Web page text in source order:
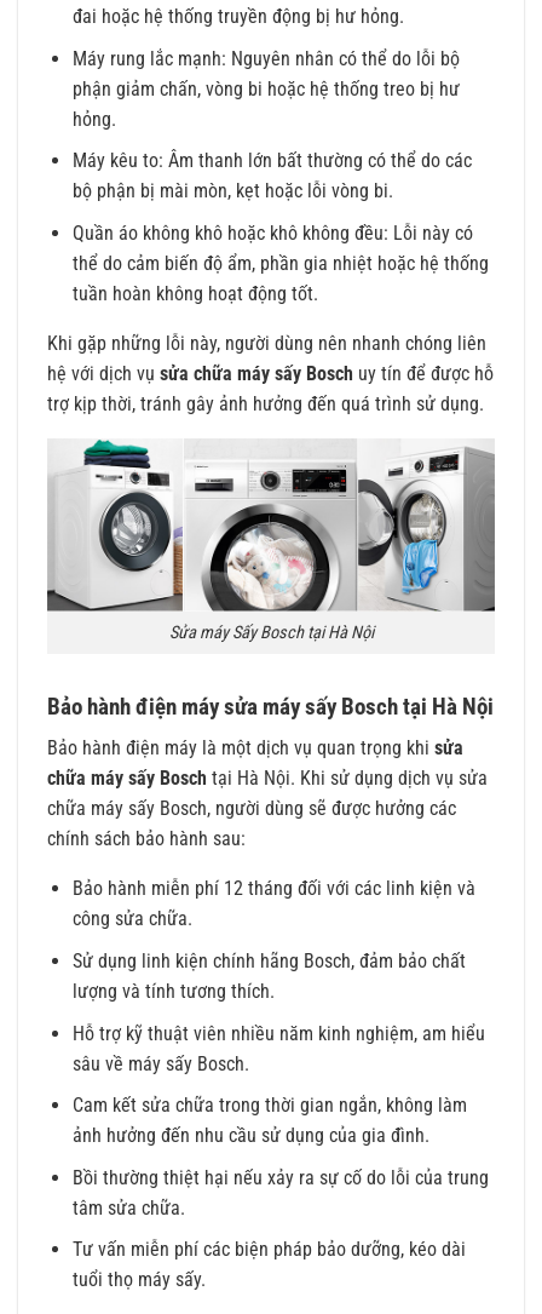
đai hoặc hệ thống truyền động bị hư hỏng.
Máy rung lắc mạnh: Nguyên nhân có thể do lỗi bộ
phận giảm chấn, vòng bi hoặc hệ thống treo bị hư
hỏng.
Máy kêu to: Âm thanh lớn bất thường có thể do các
bộ phận bị mài mòn, kẹt hoặc lỗi vòng bi.
Quần áo không khô hoặc khô không đều: Lỗi này có
thể do cảm biến độ ẩm, phần gia nhiệt hoặc hệ thống
tuần hoàn không hoạt động tốt.
Khi gặp những lỗi này, người dùng nên nhanh chóng liên
hệ với dịch vụ sửa chữa máy sấy Bosch uy tín để được hỗ
trợ kịp thời, tránh gây ảnh hưởng đến quá trình sử dụng.
Sửa máy Sấy Bosch tại Hà Nội
Bảo hành điện máy sửa máy sấy Bosch tại Hà Nội
Bảo hành điện máy là một dịch vụ quan trọng khi sửa
chữa máy sấy Bosch tại Hà Nội. Khi sử dụng dịch vụ sửa
chữa máy sấy Bosch, người dùng sẽ được hưởng các
chính sách bảo hành sau:
Bảo hành miễn phí 12 tháng đối với các linh kiện và
công sửa chữa.
Sử dụng linh kiện chính hãng Bosch, đảm bảo chất
lượng và tính tương thích.
Hỗ trợ kỹ thuật viên nhiều năm kinh nghiệm, am hiểu
sâu về máy sấy Bosch.
Cam kết sửa chữa trong thời gian ngắn, không làm
ảnh hưởng đến nhu cầu sử dụng của gia đình.
Bồi thường thiệt hại nếu xảy ra sự cố do lỗi của trung
tâm sửa chữa.
Tư vấn miễn phí các biện pháp bảo dưỡng, kéo dài
tuổi thọ máy sấy.